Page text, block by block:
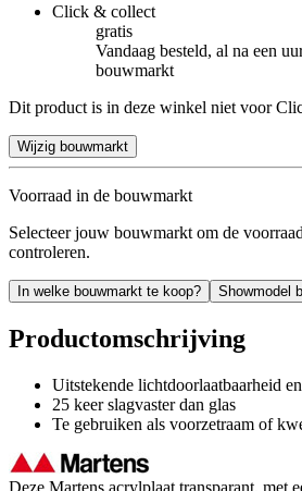
Click & collect
gratis
Vandaag besteld, al na een
bouwmarkt
Dit product is in deze winkel niet voor
Wijzig bouwmarkt
Voorraad in de bouwmarkt
Selecteer jouw bouwmarkt om de
controleren.
In welke bouwmarkt te koop? Showmodel
Productomschrijving
Uitstekende lichtdoorlaatbaarheid
25 keer slagvaster dan glas
Te gebruiken als voorzetraam of
Deze Martens acrylplaat transparant, met